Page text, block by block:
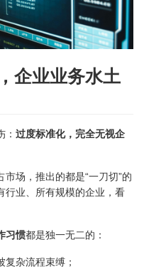
企业业务水土
过度标准化，完全无视企
场，推出的都是“一刀切”的
行业、所有规模的企业，看
习惯都是独一无二的：
杂流程束缚；